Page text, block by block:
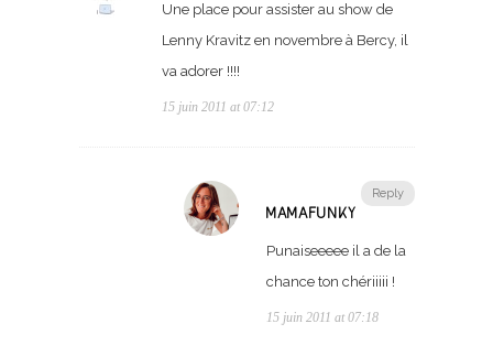
Une place pour assister au show de
Lenny Kravitz en novembre à Bercy, il
va adorer !!!!
15 juin 2011 at 07:12
Reply
MAMAFUNKY
Punaiseeeee il a de la
chance ton chériiiii !
15 juin 2011 at 07:18